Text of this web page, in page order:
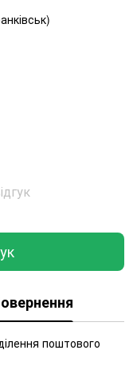
поштового